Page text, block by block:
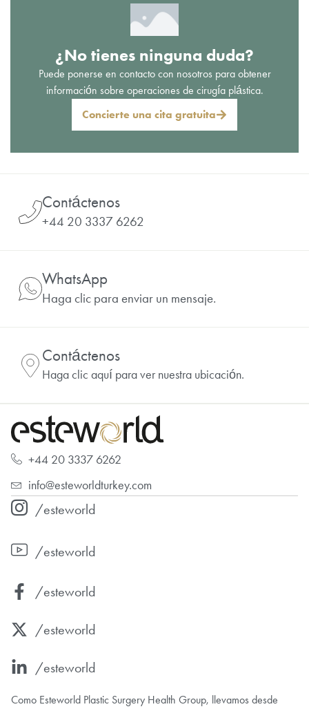
¿No tienes ninguna duda?
Puede ponerse en contacto con nosotros para obtener
información sobre operaciones de cirugía plástica.
Concierte una cita gratuita
Contáctenos
+44 20 3337 6262
WhatsApp
Haga clic para enviar un mensaje.
Contáctenos
Haga clic aquí para ver nuestra ubicación.
+44 20 3337 6262
info@esteworldturkey.com
/esteworld
/esteworld
/esteworld
/esteworld
/esteworld
Como Esteworld Plastic Surgery Health Group, llevamos desde